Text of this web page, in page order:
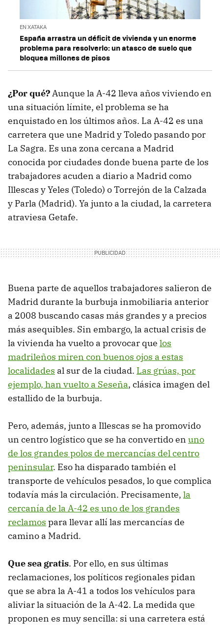
EN XATAKA
España arrastra un déficit de vivienda y un enorme
problema para resolverlo: un atasco de suelo que
bloquea millones de pisos
¿Por qué?Aunque la A-42 lleva años viviendo en
una situación límite, el problema se ha
enquistado en los últimos años. La A-42 es una
carretera que une Madrid y Toledo pasando por
La Sagra. Es una zona cercana a Madrid
conocida por ciudades donde buena parte de los
trabajadores acuden a diario a Madrid como
Illescas y Yeles (Toledo) o Torrejón de la Calzada
y Parla (Madrid). Ya junto a la ciudad, la carretera
atraviesa Getafe.
Buena parte de aquellos trabajadores salieron de
Madrid durante la burbuja inmobiliaria anterior
a 2008 buscando casas más grandes y a precios
más asequibles. Sin embargo, la actual crisis de
la vivienda ha vuelto a provocar que los
madrileños miren con buenos ojos a estas
localidades al sur de la ciudad. Las grúas, por
ejemplo, han vuelto a Seseña, clásica imagen del
estallido de la burbuja.
Pero, además, junto a Illescas se ha promovido
un centro logístico que se ha convertido en uno
de los grandes polos de mercancías del centro
peninsular. Eso ha disparado también el
transporte de vehículos pesados, lo que complica
todavía más la circulación. Precisamente, la
cercanía de la A-42 es uno de los grandes
reclamos para llevar allí las mercancías de
camino a Madrid.
Que sea gratis. Por ello, en sus últimas
reclamaciones, los políticos regionales pidan
que se abra la A-41 a todos los vehículos para
aliviar la situación de la A-42. La medida que
proponen es muy sencilla: si una carretera está